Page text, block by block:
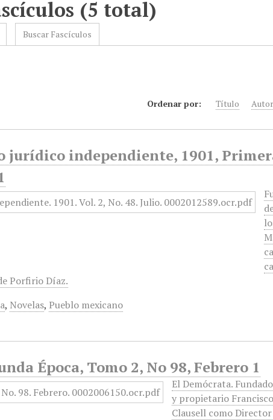
(5 total)
Buscar Fascículos
Ordenar por: Título Autor
jurídico independiente, 1901,
Porfirio Díaz.
, Novelas, Pueblo mexicano
Época, Tomo 2, No 98, Febrero 1
El Demócrata.
y propietario
Clausell como